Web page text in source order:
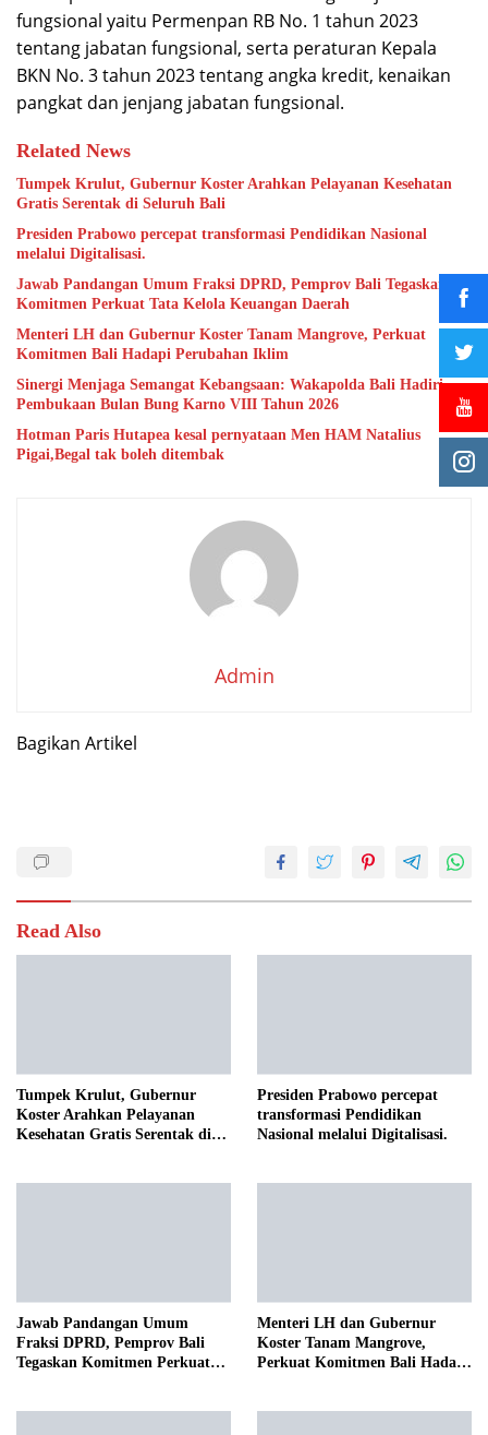
fungsional yaitu Permenpan RB No. 1 tahun 2023
tentang jabatan fungsional, serta peraturan Kepala
BKN No. 3 tahun 2023 tentang angka kredit, kenaikan
pangkat dan jenjang jabatan fungsional.
Related News
Tumpek Krulut, Gubernur Koster Arahkan Pelayanan Kesehatan
Gratis Serentak di Seluruh Bali
Presiden Prabowo percepat transformasi Pendidikan Nasional
melalui Digitalisasi.
Jawab Pandangan Umum Fraksi DPRD, Pemprov Bali Tegaskan
Komitmen Perkuat Tata Kelola Keuangan Daerah
Menteri LH dan Gubernur Koster Tanam Mangrove, Perkuat
Komitmen Bali Hadapi Perubahan Iklim
Sinergi Menjaga Semangat Kebangsaan: Wakapolda Bali Hadiri
Pembukaan Bulan Bung Karno VIII Tahun 2026
Hotman Paris Hutapea kesal pernyataan Men HAM Natalius
Pigai,Begal tak boleh ditembak
Admin
Bagikan Artikel
Read Also
Tumpek Krulut, Gubernur
Koster Arahkan Pelayanan
Kesehatan Gratis Serentak di
Presiden Prabowo percepat
transformasi Pendidikan
Nasional melalui Digitalisasi.
Jawab Pandangan Umum
Fraksi DPRD, Pemprov Bali
Tegaskan Komitmen Perkuat
Menteri LH dan Gubernur
Koster Tanam Mangrove,
Perkuat Komitmen Bali Hadapi